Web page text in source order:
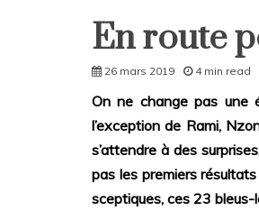
Home
En route
26 mars 2019 4 min read
On ne change pas une
l’exception de Rami,
s’attendre à des
pas les premiers
sceptiques, ces 23